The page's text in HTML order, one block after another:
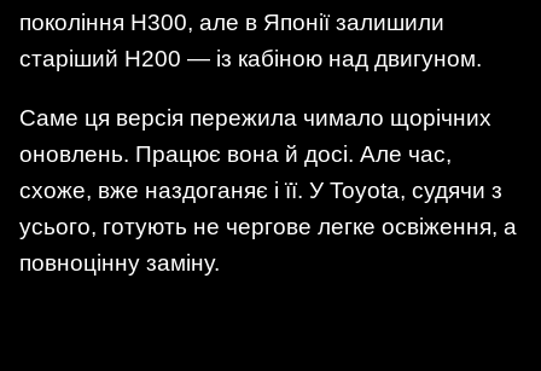
покоління H300, але в Японії залишили
старіший H200 — із кабіною над двигуном.
Саме ця версія пережила чимало щорічних
оновлень. Працює вона й досі. Але час,
схоже, вже наздоганяє і її. У Toyota, судячи з
усього, готують не чергове легке освіження, а
повноцінну заміну.